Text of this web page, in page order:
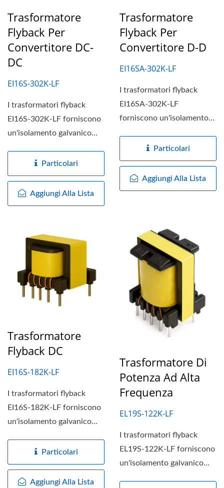
Trasformatore
Flyback Per
Convertitore DC-
DC
EI16S-302K-LF
I trasformatori flyback
EI16S-302K-LF forniscono
un'isolamento galvanico
Particolari
Aggiungi Alla Lista
Trasformatore
Flyback Per
Convertitore D-D
EI16SA-302K-LF
I trasformatori flyback
EI16SA-302K-LF
forniscono un'isolamento
circuiti...
Particolari
Aggiungi Alla Lista
Trasformatore
Flyback DC
EI16S-182K-LF
I trasformatori flyback
EI16S-182K-LF forniscono
un'isolamento galvanico
Particolari
Aggiungi Alla Lista
Trasformatore Di
Potenza Ad Alta
Frequenza
EL19S-122K-LF
I trasformatori flyback
EL19S-122K-LF forniscono
un'isolamento galvanico